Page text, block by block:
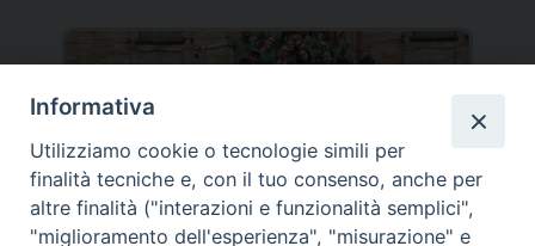
Torna il Campo Missionario Diocesano
Informativa
Utilizziamo cookie o tecnologie simili per
finalità tecniche e, con il tuo consenso, anche per
altre finalità ("interazioni e funzionalità semplici",
"miglioramento dell'esperienza", "misurazione" e